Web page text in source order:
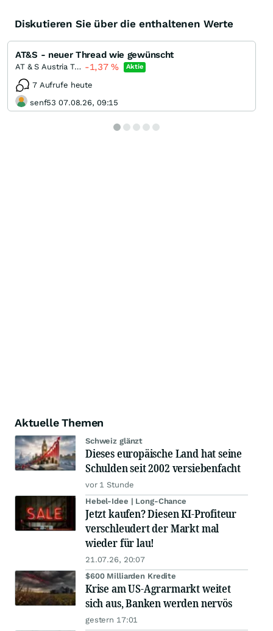
Diskutieren Sie über die enthaltenen Werte
AT&S - neuer Thread wie gewünscht
AT & S Austria Technologie & Systemtechnik -1,37% Aktie
7 Aufrufe heute
senf53 07.08.26, 09:15
Aktuelle Themen
Schweiz glänzt
Dieses europäische Land hat seine
Schulden seit 2002 versiebenfacht
vor 1 Stunde
Hebel-Idee | Long-Chance
Jetzt kaufen? Diesen KI-Profiteur
verschleudert der Markt mal
wieder für lau!
21.07.26, 20:07
$600 Milliarden Kredite
Krise am US-Agrarmarkt weitet
sich aus, Banken werden nervös
gestern 17:01